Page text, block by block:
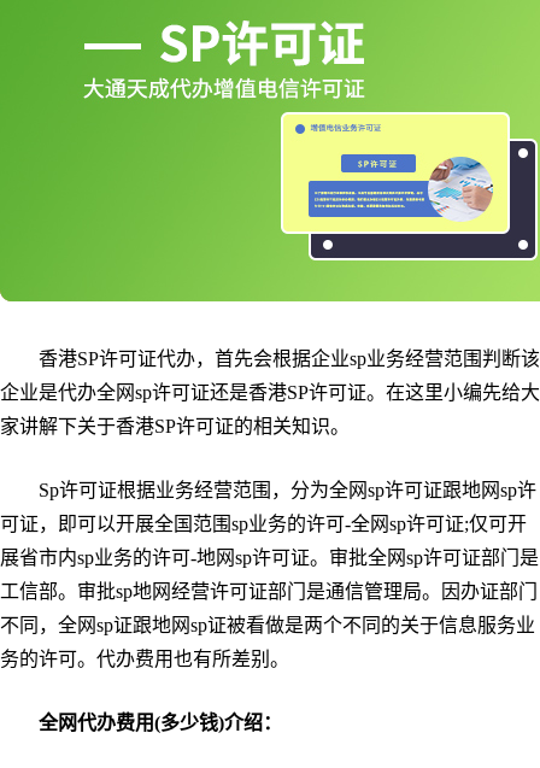
香港SP许可证代办，首先会根据企业sp业务经营范围判断该
企业是代办全网sp许可证还是香港SP许可证。在这里小编先给大
家讲解下关于香港SP许可证的相关知识。
Sp许可证根据业务经营范围，分为全网sp许可证跟地网sp许
可证，即可以开展全国范围sp业务的许可-全网sp许可证;仅可开
展省市内sp业务的许可-地网sp许可证。审批全网sp许可证部门是
工信部。审批sp地网经营许可证部门是通信管理局。因办证部门
不同，全网sp证跟地网sp证被看做是两个不同的关于信息服务业
务的许可。代办费用也有所差别。
全网代办费用(多少钱)介绍：